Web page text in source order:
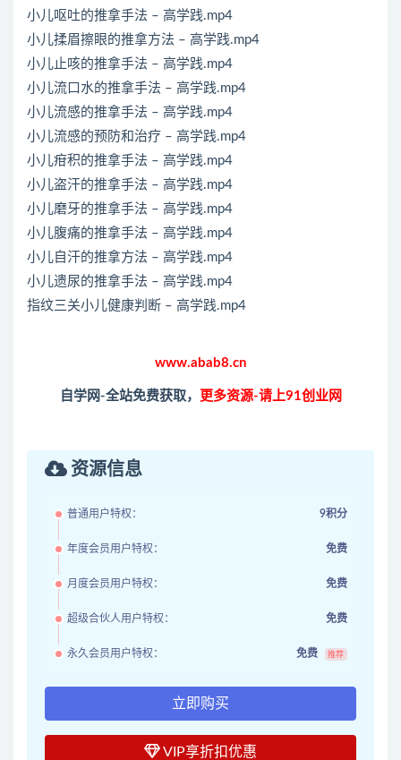
小儿呕吐的推拿手法 – 高学践.mp4
小儿揉眉擦眼的推拿方法 – 高学践.mp4
小儿止咳的推拿手法 – 高学践.mp4
小儿流口水的推拿手法 – 高学践.mp4
小儿流感的推拿手法 – 高学践.mp4
小儿流感的预防和治疗 – 高学践.mp4
小儿疳积的推拿手法 – 高学践.mp4
小儿盗汗的推拿手法 – 高学践.mp4
小儿磨牙的推拿手法 – 高学践.mp4
小儿腹痛的推拿手法 – 高学践.mp4
小儿自汗的推拿方法 – 高学践.mp4
小儿遗尿的推拿手法 – 高学践.mp4
指纹三关小儿健康判断 – 高学践.mp4
www.abab8.cn
自学网-全站免费获取， 更多资源-请上91创业网
资源信息
普通用户特权： 9积分
年度会员用户特权： 免费
月度会员用户特权： 免费
超级合伙人用户特权： 免费
永久会员用户特权： 免费 推荐
立即购买
VIP享折扣优惠